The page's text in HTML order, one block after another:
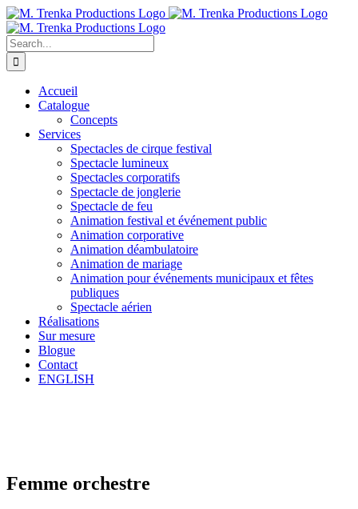
Skip
to
content
Search
for:
Accueil
Catalogue
Concepts
Services
Spectacles de cirque festival
Spectacle lumineux
Spectacles corporatifs
Spectacle de jonglerie
Spectacle de feu
Animation festival et événement public
Animation corporative
Animation déambulatoire
Animation de mariage
Animation pour événements municipaux et fêtes
publiques
Spectacle aérien
Réalisations
Sur mesure
Blogue
Contact
ENGLISH
Femme orchestre